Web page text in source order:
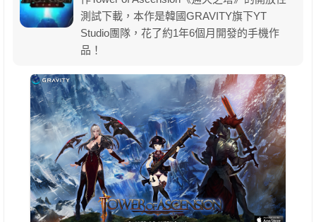
測試下載，本作是韓國GRAVITY旗下YT
Studio團隊，花了約1年6個月開發的手機作
品！